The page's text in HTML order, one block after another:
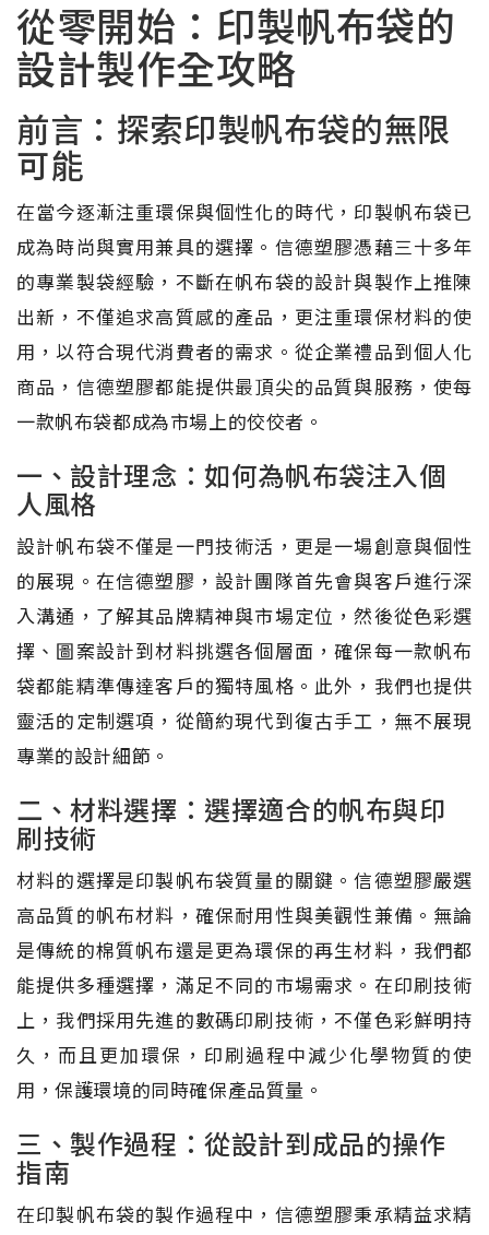
從零開始：印製帆布袋的
設計製作全攻略
前言：探索印製帆布袋的無限
可能
在當今逐漸注重環保與個性化的時代，印製帆布袋已
成為時尚與實用兼具的選擇。信德塑膠憑藉三十多年
的專業製袋經驗，不斷在帆布袋的設計與製作上推陳
出新，不僅追求高質感的產品，更注重環保材料的使
用，以符合現代消費者的需求。從企業禮品到個人化
商品，信德塑膠都能提供最頂尖的品質與服務，使每
一款帆布袋都成為市場上的佼佼者。
一、設計理念：如何為帆布袋注入個
人風格
設計帆布袋不僅是一門技術活，更是一場創意與個性
的展現。在信德塑膠，設計團隊首先會與客戶進行深
入溝通，了解其品牌精神與市場定位，然後從色彩選
擇、圖案設計到材料挑選各個層面，確保每一款帆布
袋都能精準傳達客戶的獨特風格。此外，我們也提供
靈活的定制選項，從簡約現代到復古手工，無不展現
專業的設計細節。
二、材料選擇：選擇適合的帆布與印
刷技術
材料的選擇是印製帆布袋質量的關鍵。信德塑膠嚴選
高品質的帆布材料，確保耐用性與美觀性兼備。無論
是傳統的棉質帆布還是更為環保的再生材料，我們都
能提供多種選擇，滿足不同的市場需求。在印刷技術
上，我們採用先進的數碼印刷技術，不僅色彩鮮明持
久，而且更加環保，印刷過程中減少化學物質的使
用，保護環境的同時確保產品質量。
三、製作過程：從設計到成品的操作
指南
在印製帆布袋的製作過程中，信德塑膠秉承精益求精